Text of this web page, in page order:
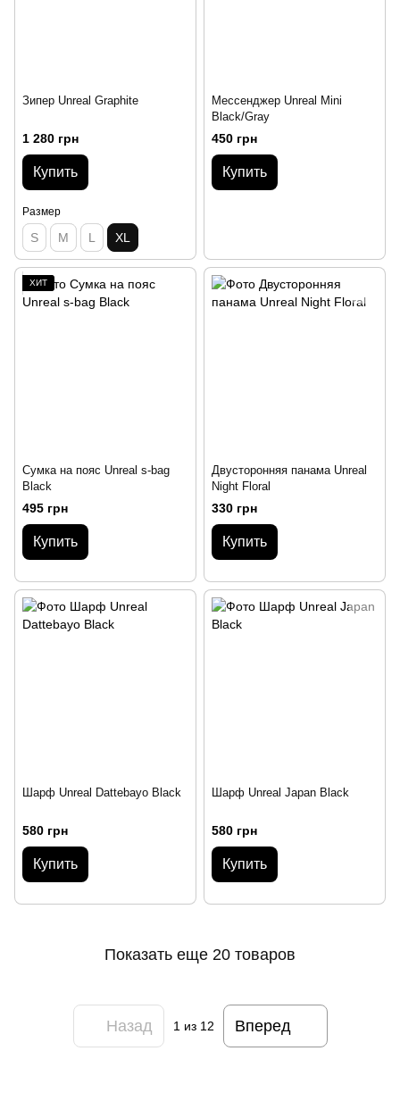
Зипер Unreal Graphite
1 280 грн
Купить
Размер
S M L XL
Мессенджер Unreal Mini
Black/Gray
450 грн
Купить
ХИТ
Сумка на пояс Unreal s-bag
Black
495 грн
Купить
Двусторонняя панама Unreal
Night Floral
330 грн
Купить
Шарф Unreal Dattebayo Black
580 грн
Купить
Шарф Unreal Japan Black
580 грн
Купить
Показать еще 20 товаров
Назад 1из 12 Вперед